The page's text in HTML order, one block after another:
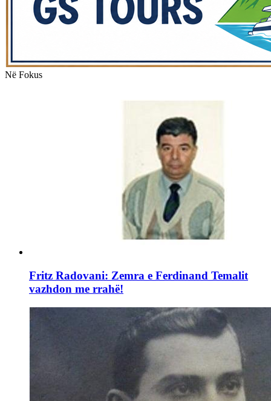
Në Fokus
Fritz Radovani: Zemra e Ferdinand Temalit
vazhdon me rrahë!